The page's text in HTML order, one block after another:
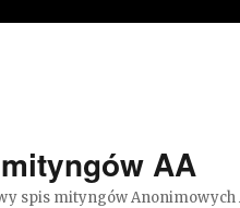
AA
spis mityngów Anonimowych